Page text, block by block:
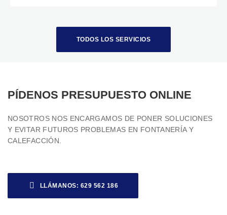
TODOS LOS SERVICIOS
PÍDENOS PRESUPUESTO ONLINE
NOSOTROS NOS ENCARGAMOS DE PONER SOLUCIONES
Y EVITAR FUTUROS PROBLEMAS EN FONTANERÍA Y
CALEFACCIÓN.
LLÁMANOS: 629 562 186